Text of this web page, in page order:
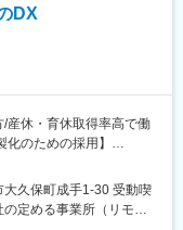
工程から、現地導入・
ラーを繰り返しながら
の技術力や課題解決力
テムに関する幅広い知見
、仮説検証、効果検証
ロジェクトマネジメン
DX
/産休・育休取得率高で働
のための採用】
ロジック）のバックエ
インフラストラクチャ構
大久保町成手1-30 受動喫
定める事業所（リモー